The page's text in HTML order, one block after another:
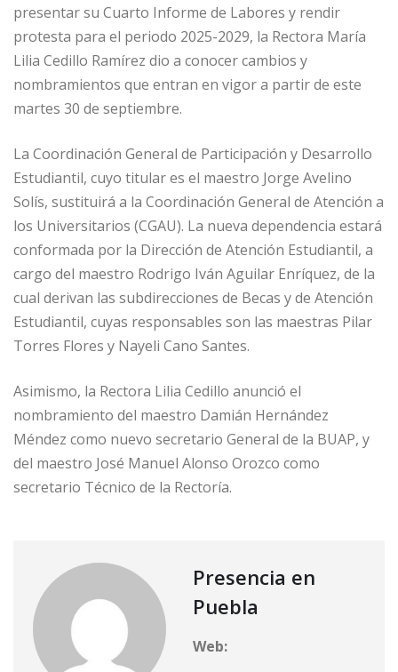
presentar su Cuarto Informe de Labores y rendir
protesta para el periodo 2025-2029, la Rectora María
Lilia Cedillo Ramírez dio a conocer cambios y
nombramientos que entran en vigor a partir de este
martes 30 de septiembre.
La Coordinación General de Participación y Desarrollo
Estudiantil, cuyo titular es el maestro Jorge Avelino
Solís, sustituirá a la Coordinación General de Atención a
los Universitarios (CGAU). La nueva dependencia estará
conformada por la Dirección de Atención Estudiantil, a
cargo del maestro Rodrigo Iván Aguilar Enríquez, de la
cual derivan las subdirecciones de Becas y de Atención
Estudiantil, cuyas responsables son las maestras Pilar
Torres Flores y Nayeli Cano Santes.
Asimismo, la Rectora Lilia Cedillo anunció el
nombramiento del maestro Damián Hernández
Méndez como nuevo secretario General de la BUAP, y
del maestro José Manuel Alonso Orozco como
secretario Técnico de la Rectoría.
Presencia en
Puebla
Web: